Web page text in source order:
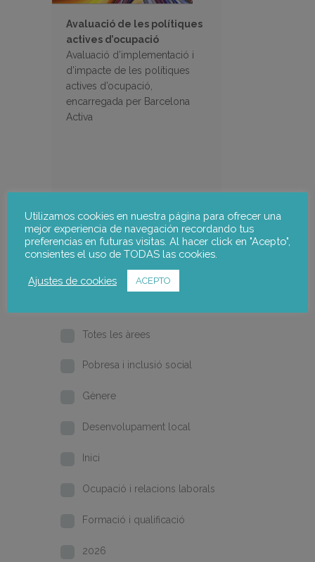
Avaluació de les polítiques
actives d’ocupació
Avaluació d’implementació i
d’impacte de les polítiques
actives d’ocupació,
encarregada per Barcelona
Activa
Cerca
Filtrar Projectes
Totes les àrees
Pobresa i inclusió social
Gènere
Desenvolupament local
Inici
Ocupació i relacions laborals
Formació i qualificació
2026
Utilizamos cookies en nuestra página para ofrecer una
mejor experiencia de navegación recordando tus
preferencias en futuras visitas. Al hacer click en "Acepto",
consientes el uso de TODAS las cookies.
Ajustes de cookies ACEPTO